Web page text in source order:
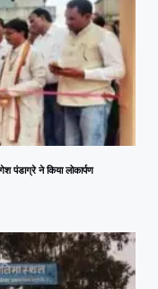
पंडाग्रे ने किया लोकार्पण